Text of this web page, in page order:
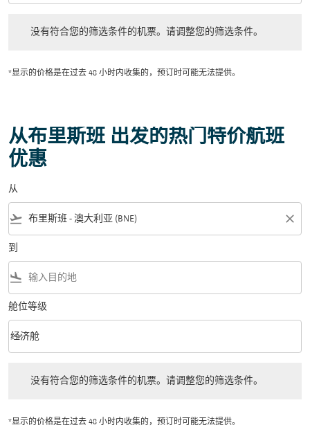
没有符合您的筛选条件的机票。请调整您的筛选条件。
*显示的价格是在过去 48 小时内收集的，预订时可能无法提供。
从布里斯班 出发的热门特价航班
优惠
从
flight_takeoff close
到
flight_land
舱位等级
舱位等级 option 经济舱 Selected
经济舱
keyboard_arrow_down
没有符合您的筛选条件的机票。请调整您的筛选条件。
*显示的价格是在过去 48 小时内收集的，预订时可能无法提供。